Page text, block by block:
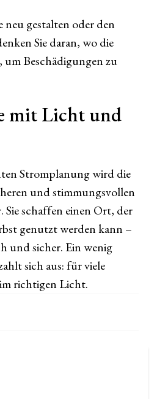
neu gestalten oder den
Sie daran, wo die
Beschädigungen zu
mit Licht und
Stromplanung wird die
und stimmungsvollen
schaffen einen Ort, der
genutzt werden kann –
und sicher. Ein wenig
sich aus: für viele
richtigen Licht.